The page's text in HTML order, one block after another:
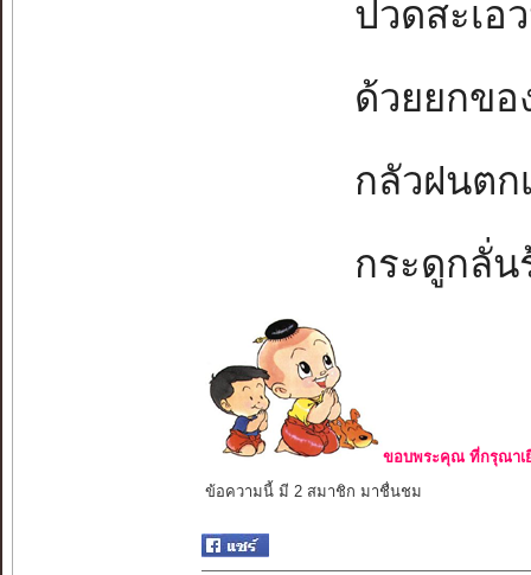
ปวดสะเอ
ด้วยยกขอ
กลัวฝนตก
กระดูกลั่น
ขอบพระคุณ ที่กรุณาเ
ข้อความนี้ มี 2 สมาชิก มาชื่นชม